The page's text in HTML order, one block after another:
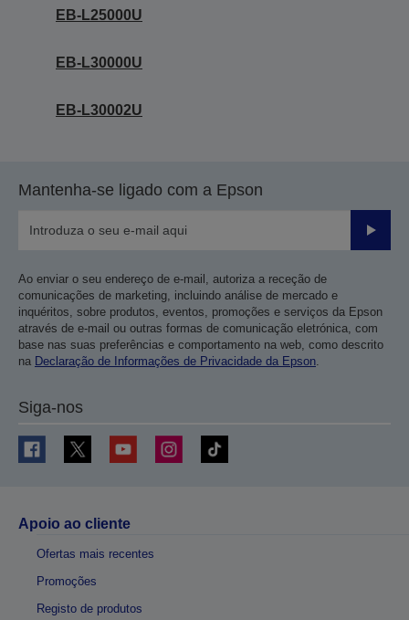
EB-L25000U
EB-L30000U
EB-L30002U
Mantenha-se ligado com a Epson
Enviar
Ao enviar o seu endereço de e-mail, autoriza a receção de
comunicações de marketing, incluindo análise de mercado e
inquéritos, sobre produtos, eventos, promoções e serviços da Epson
através de e-mail ou outras formas de comunicação eletrónica, com
base nas suas preferências e comportamento na web, como descrito
na Declaração de Informações de Privacidade da Epson.
Siga-nos
Apoio ao cliente
Ofertas mais recentes
Promoções
Registo de produtos